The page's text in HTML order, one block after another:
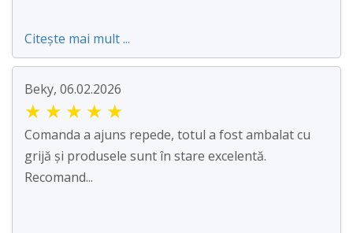
Citește mai mult ...
Beky, 06.02.2026
★ ★ ★ ★ ★
Comanda a ajuns repede, totul a fost ambalat cu
grijă și produsele sunt în stare excelentă.
Recomand...